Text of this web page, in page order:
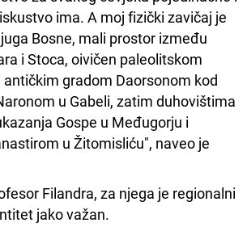
ima. A moj fizički zavičaj je
Bosne, mali prostor između
i Stoca, oivičen paleolitskom
gradom Daorsonom kod
u Gabeli, zatim duhovištima
Gospe u Međugorju i
u Žitomisliću", naveo je
Filandra, za njega je regionalni
jako važan.